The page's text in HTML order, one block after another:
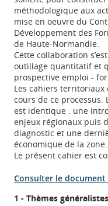
méthodologique aux
mise en oeuvre du
Développement des
de Haute-Normandie.
Cette collaboration
outillage quantitatif et
prospective emploi -
Les cahiers
cours de ce
est identique : une
enjeux régionaux puis
diagnostic et une
économique de la zone.
Le présent cahier est
Consulter le
1 - Thèmes généralistes